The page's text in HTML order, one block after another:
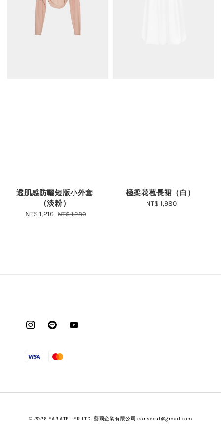
透肌感防曬短版小外套
（淡粉）
Sale
NT$ 1,216 Regular
NT$ 1,280
極柔花苞長裙（白）
Regular
NT$ 1,980
© 2026 EAR ATELIER LTD. 藝爾企業有限公司 ear.seoul@gmail.com